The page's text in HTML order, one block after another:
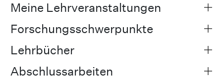
Meine Lehrveranstaltungen
Forschungsschwerpunkte
Lehrbücher
Abschlussarbeiten